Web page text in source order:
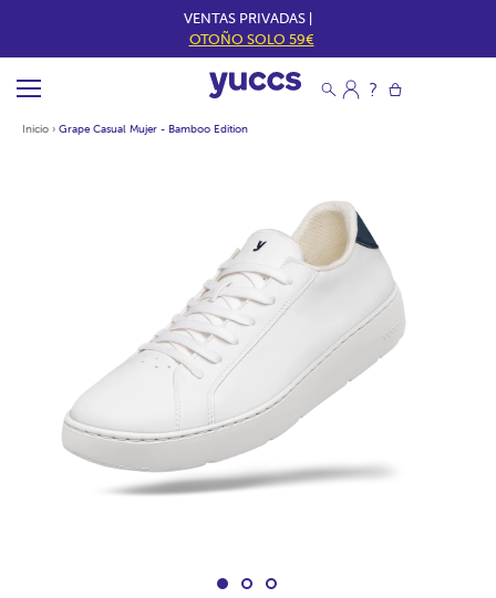
VENTAS PRIVADAS |
OTOÑO SOLO 59€
Inicio › Grape Casual Mujer - Bamboo Edition